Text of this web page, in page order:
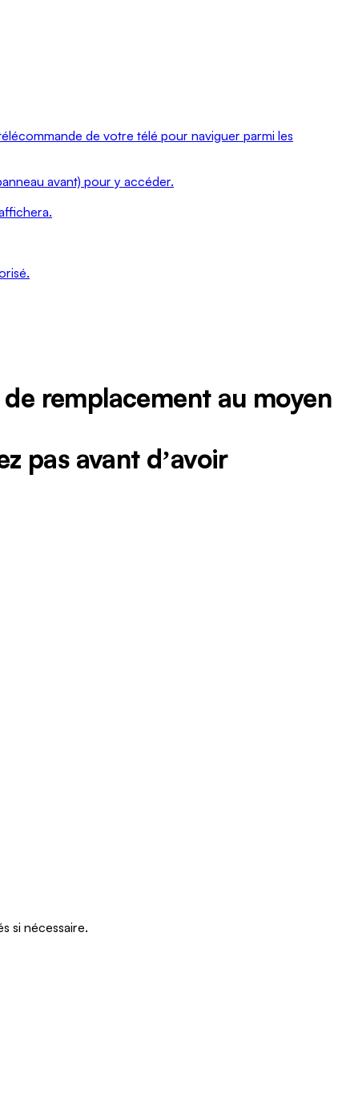
de votre télé pour naviguer parmi les
avant) pour y accéder.
remplacement au moyen
pas avant dʼavoir
si nécessaire.